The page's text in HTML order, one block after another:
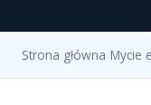
Strona główna Mycie